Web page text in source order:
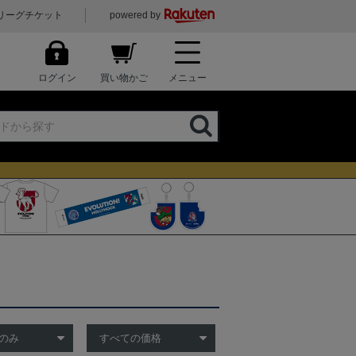
ーグチケット powered by
ログイン 買い物かご メニュー